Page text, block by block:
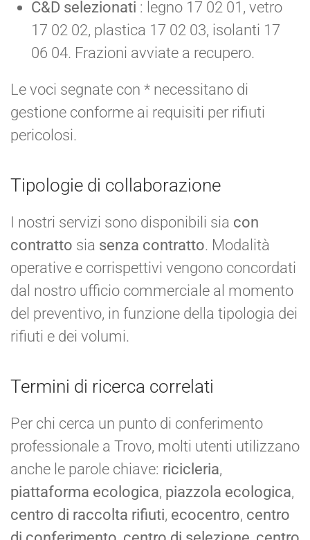
C&D selezionati : legno 17 02 01, vetro
17 02 02, plastica 17 02 03, isolanti 17
06 04. Frazioni avviate a recupero.
Le voci segnate con * necessitano di
gestione conforme ai requisiti per rifiuti
pericolosi.
Tipologie di collaborazione
I nostri servizi sono disponibili sia con
contratto sia senza contratto. Modalità
operative e corrispettivi vengono concordati
dal nostro ufficio commerciale al momento
del preventivo, in funzione della tipologia dei
rifiuti e dei volumi.
Termini di ricerca correlati
Per chi cerca un punto di conferimento
professionale a Trovo, molti utenti utilizzano
anche le parole chiave: ricicleria,
piattaforma ecologica, piazzola ecologica,
centro di raccolta rifiuti, ecocentro, centro